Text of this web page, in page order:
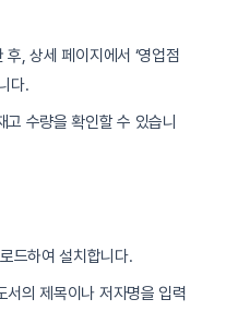
, 상세 페이지에서 ‘영업점
다.
수량을 확인할 수 있습니
드하여 설치합니다.
서의 제목이나 저자명을 입력